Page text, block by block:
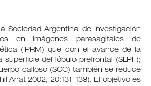
Sociedad Argentina de Investigación
en imágenes parasagitales de
(IPRM) que con el avance de la
del lóbulo prefrontal (SLPF);
calloso (SCC) también se reduce
Anat 2002, 20:131-138). El objetivo es